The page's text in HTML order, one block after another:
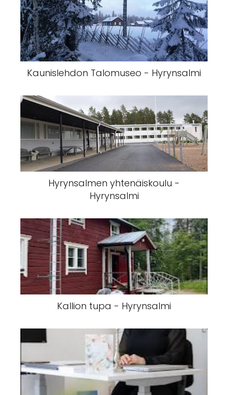
Kaunislehdon Talomuseo - Hyrynsalmi
Hyrynsalmen yhtenäiskoulu -
Hyrynsalmi
Kallion tupa - Hyrynsalmi